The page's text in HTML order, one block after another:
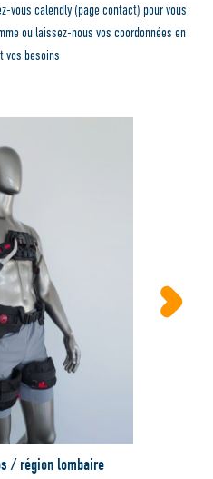
vous calendly (page contact) pour vous
ou laissez-nous vos coordonnées en
vos besoins
/ région lombaire